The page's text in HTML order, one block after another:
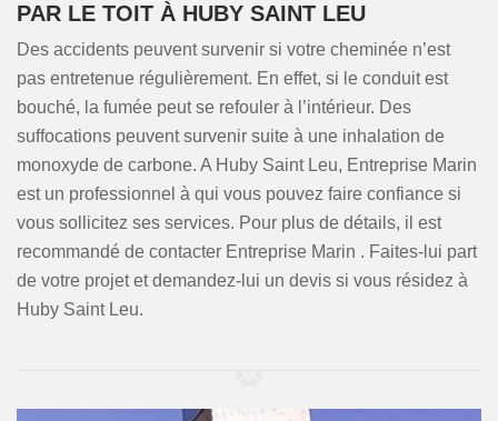
PAR LE TOIT À HUBY SAINT LEU
Des accidents peuvent survenir si votre cheminée n’est
pas entretenue régulièrement. En effet, si le conduit est
bouché, la fumée peut se refouler à l’intérieur. Des
suffocations peuvent survenir suite à une inhalation de
monoxyde de carbone. A Huby Saint Leu, Entreprise Marin
est un professionnel à qui vous pouvez faire confiance si
vous sollicitez ses services. Pour plus de détails, il est
recommandé de contacter Entreprise Marin . Faites-lui part
de votre projet et demandez-lui un devis si vous résidez à
Huby Saint Leu.